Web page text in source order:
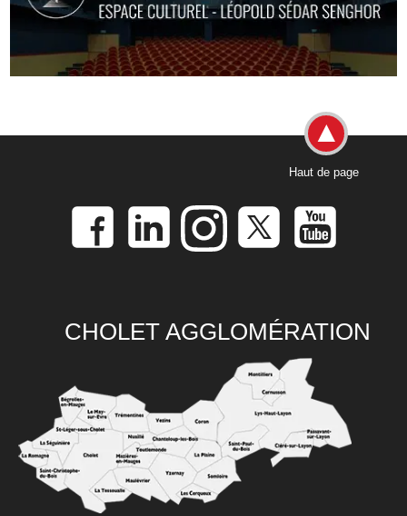
Haut de page
CHOLET AGGLOMÉRATION